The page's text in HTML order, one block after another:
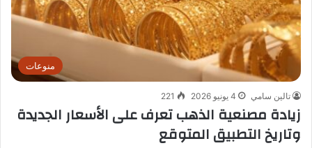
منوعات
تالين سامي 4 يونيو 2026 221
زيادة مصنعية الذهب تعرف على الأسعار الجديدة
وتاريخ التطبيق المتوقع